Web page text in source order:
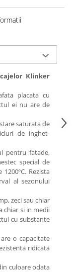
Klinker
placata cu
ei nu are de
saturata de
de inghet-
pentru fatade,
special de
Rezista
al sezonului
zeci sau chiar
chiar si in medii
cu substante
o capacitate
ridicata
culoare odata